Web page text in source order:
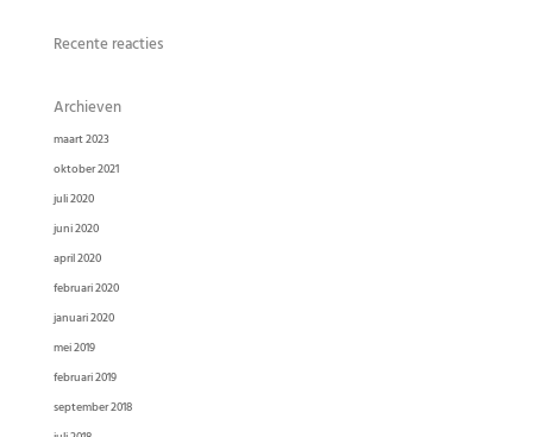
Recente reacties
Archieven
maart 2023
oktober 2021
juli 2020
juni 2020
april 2020
februari 2020
januari 2020
mei 2019
februari 2019
september 2018